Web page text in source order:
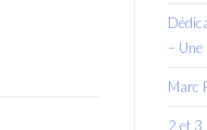
–
Marc
2 et 3